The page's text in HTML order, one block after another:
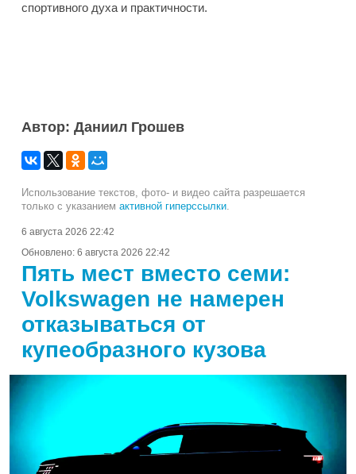
спортивного духа и практичности.
Автор: Даниил Грошев
Использование текстов, фото- и видео сайта разрешается
только с указанием активной гиперссылки.
6 августа 2026 22:42
Обновлено: 6 августа 2026 22:42
Пять мест вместо семи:
Volkswagen не намерен
отказываться от
купеобразного кузова